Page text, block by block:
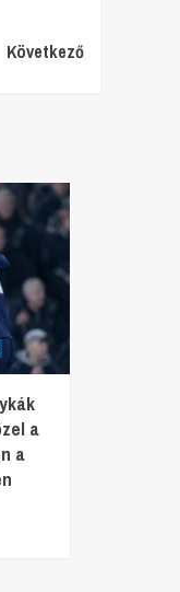
Következő
a
a